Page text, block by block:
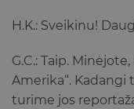
H.K.: Sveikinu!
G.C.: Taip.
Amerika“. Kadangi
turime jos